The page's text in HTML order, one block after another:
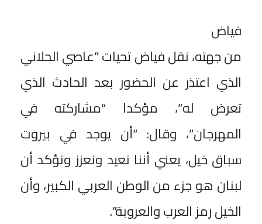
فياض
من جهته، نقل فياض تحيات “عاصي الحلاني
الذي اعتذر عن الحضور بعد الحادث الذي
تعرض له”، مؤكدا “مشاركته في
المهرجان”، وقال: “أن يوجد في بيروت
سباق خيل، يعني أننا نعيد ونعزز ونؤكد أن
لبنان هو جزء من الوطن العربي الكبير، وأن
الخيل رمز العرب والعروبة”.